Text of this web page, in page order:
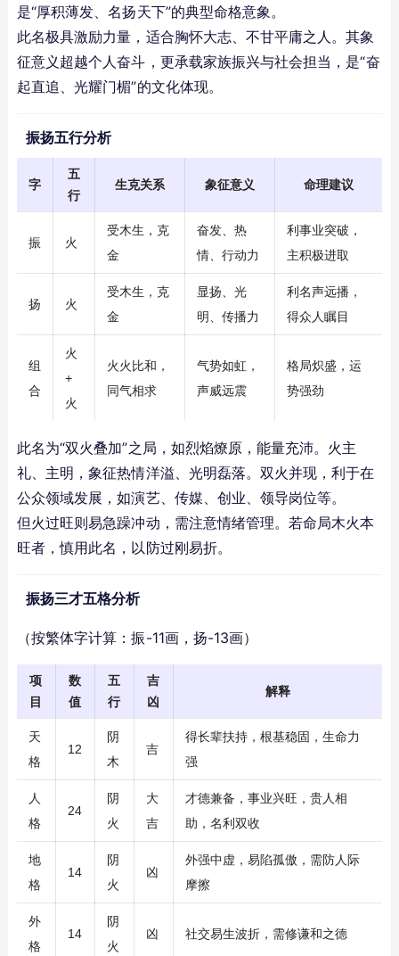
是“厚积薄发、名扬天下”的典型命格意象。
此名极具激励力量，适合胸怀大志、不甘平庸之人。其象
征意义超越个人奋斗，更承载家族振兴与社会担当，是“奋
起直追、光耀门楣”的文化体现。
振扬五行分析
字
五
行
生克关系 象征意义 命理建议
振 火
受木生，克
金
奋发、热
情、行动力
利事业突破，
主积极进取
扬 火
受木生，克
金
显扬、光
明、传播力
利名声远播，
得众人瞩目
组
合
火
+
火
火火比和，
同气相求
气势如虹，
声威远震
格局炽盛，运
势强劲
此名为“双火叠加”之局，如烈焰燎原，能量充沛。火主
礼、主明，象征热情洋溢、光明磊落。双火并现，利于在
公众领域发展，如演艺、传媒、创业、领导岗位等。
但火过旺则易急躁冲动，需注意情绪管理。若命局木火本
旺者，慎用此名，以防过刚易折。
振扬三才五格分析
（按繁体字计算：振-11画，扬-13画）
项
目
数
值
五
行
吉
凶
解释
天
格
12
阴
木
吉
得长辈扶持，根基稳固，生命力
强
人
格
24
阴
火
大
吉
才德兼备，事业兴旺，贵人相
助，名利双收
地
格
14
阴
火
凶
外强中虚，易陷孤傲，需防人际
摩擦
外
格
14
阴
火
凶 社交易生波折，需修谦和之德